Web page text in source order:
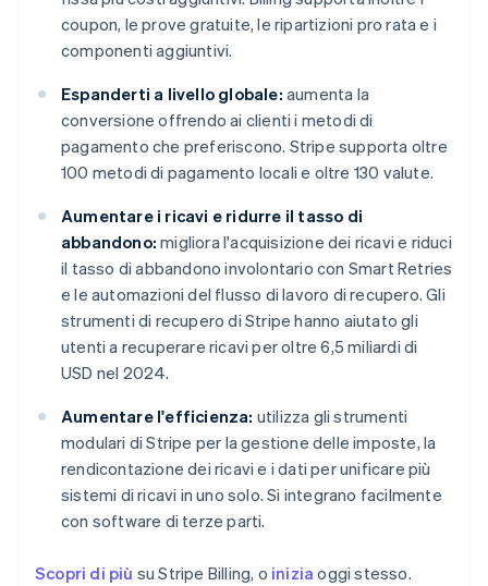
coupon, le prove gratuite, le ripartizioni pro rata e i
componenti aggiuntivi.
Espanderti a livello globale: aumenta la
conversione offrendo ai clienti i metodi di
pagamento che preferiscono. Stripe supporta oltre
100 metodi di pagamento locali e oltre 130 valute.
Aumentare i ricavi e ridurre il tasso di
abbandono: migliora l'acquisizione dei ricavi e riduci
il tasso di abbandono involontario con Smart Retries
e le automazioni del flusso di lavoro di recupero. Gli
strumenti di recupero di Stripe hanno aiutato gli
utenti a recuperare ricavi per oltre 6,5 miliardi di
USD nel 2024.
Aumentare l'efficienza: utilizza gli strumenti
modulari di Stripe per la gestione delle imposte, la
rendicontazione dei ricavi e i dati per unificare più
sistemi di ricavi in uno solo. Si integrano facilmente
con software di terze parti.
Scopri di più su Stripe Billing, o inizia oggi stesso.